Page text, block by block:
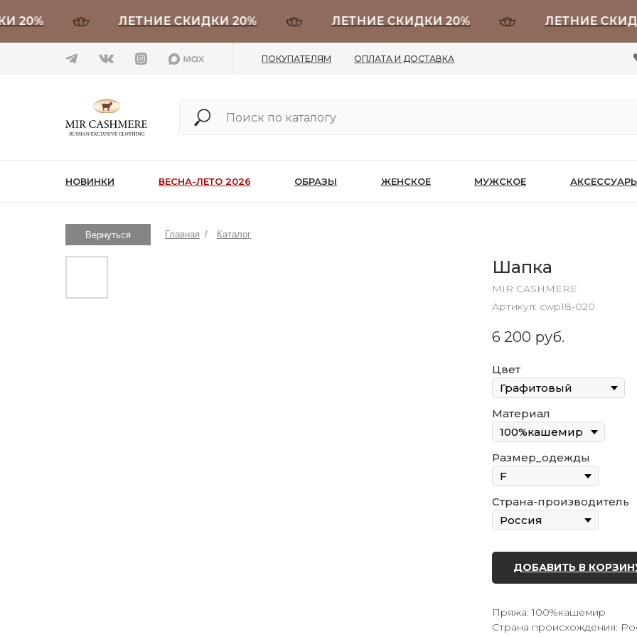
ЛЕТНИЕ СКИДКИ 20% ЛЕТНИЕ СКИДКИ 20% ЛЕТНИЕ СКИДКИ
ПОКУПАТЕЛЯМ ОПЛАТА И ДОСТАВКА
НОВИНКИ ВЕСНА-ЛЕТО 2026 ОБРАЗЫ ЖЕНСКОЕ МУЖСКОЕ
Вернуться Главная Каталог
/
Шапка
MIR CASHMERE
Артикул: cwp18-020
6 200 руб.
Цвет
Материал
Размер_одежды
Страна-производитель
ДОБАВИТЬ В
Пряжа: 100%кашемир
Страна происхождения: